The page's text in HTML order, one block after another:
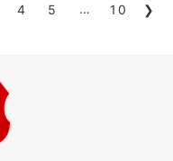
4 5 … 10 ❯